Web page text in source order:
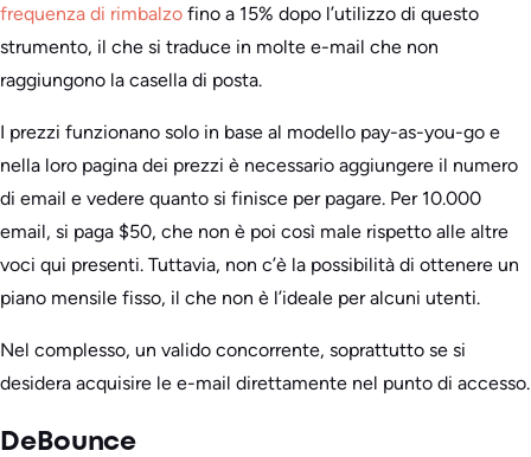
frequenza di rimbalzo fino a 15% dopo l’utilizzo di questo
strumento, il che si traduce in molte e-mail che non
raggiungono la casella di posta.
I prezzi funzionano solo in base al modello pay-as-you-go e
nella loro pagina dei prezzi è necessario aggiungere il numero
di email e vedere quanto si finisce per pagare. Per 10.000
email, si paga $50, che non è poi così male rispetto alle altre
voci qui presenti. Tuttavia, non c’è la possibilità di ottenere un
piano mensile fisso, il che non è l’ideale per alcuni utenti.
Nel complesso, un valido concorrente, soprattutto se si
desidera acquisire le e-mail direttamente nel punto di accesso.
DeBounce